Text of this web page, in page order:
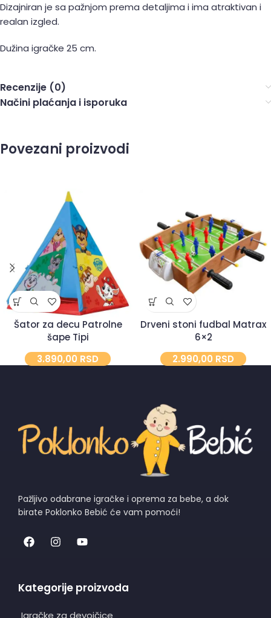
Dizajniran je sa pažnjom prema detaljima i ima atraktivan i
realan izgled.
Dužina igračke 25 cm.
Recenzije (0)
Načini plaćanja i isporuka
Povezani proizvodi
Šator za decu Patrolne
šape Tipi
3.890,00 RSD
Drveni stoni fudbal Matrax
6×2
2.990,00 RSD
Pažljivo odabrane igračke i oprema za bebe, a dok
birate Poklonko Bebić će vam pomoći!
Kategorije proizvoda
Igračke za devojčice